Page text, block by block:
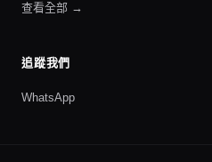
查看全部 →
追蹤我們
WhatsApp